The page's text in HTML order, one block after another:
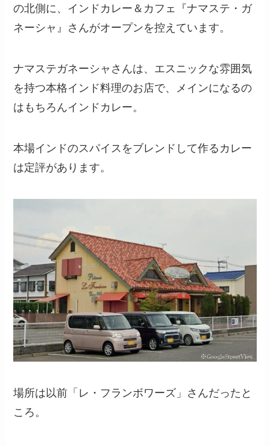
の北側に、インドカレー＆カフェ『ナマステ・ガ
ネーシャ』さんがオープンを控えています。
ナマステガネーシャさんは、エスニックな雰囲気
を持つ本格インド料理のお店で、メインになるの
はもちろんインドカレー。
本場インドのスパイスをブレンドして作るカレー
は定評があります。
場所は以前「レ・フランボワーズ」さんだったと
ころ。